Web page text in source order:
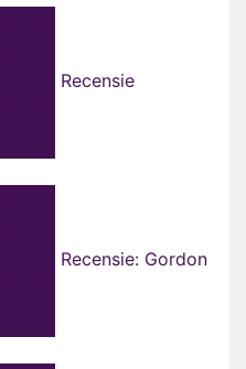
Recensie
Recensie: Gordon